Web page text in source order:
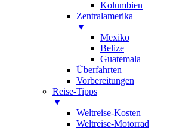
Kolumbien
Zentralamerika
▼
Mexiko
Belize
Guatemala
Überfahrten
Vorbereitungen
Reise-Tipps
▼
Weltreise-Kosten
Weltreise-Motorrad